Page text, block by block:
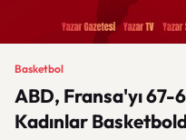
Basketbol
ABD, Fransa'yı 67-
Kadınlar